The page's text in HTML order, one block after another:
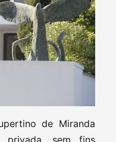
de Miranda